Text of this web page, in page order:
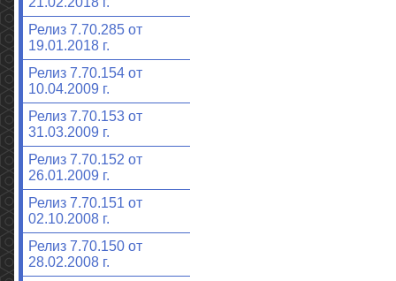
Релиз 7.70.285 от
19.01.2018 г.
Релиз 7.70.154 от
10.04.2009 г.
Релиз 7.70.153 от
31.03.2009 г.
Релиз 7.70.152 от
26.01.2009 г.
Релиз 7.70.151 от
02.10.2008 г.
Релиз 7.70.150 от
28.02.2008 г.